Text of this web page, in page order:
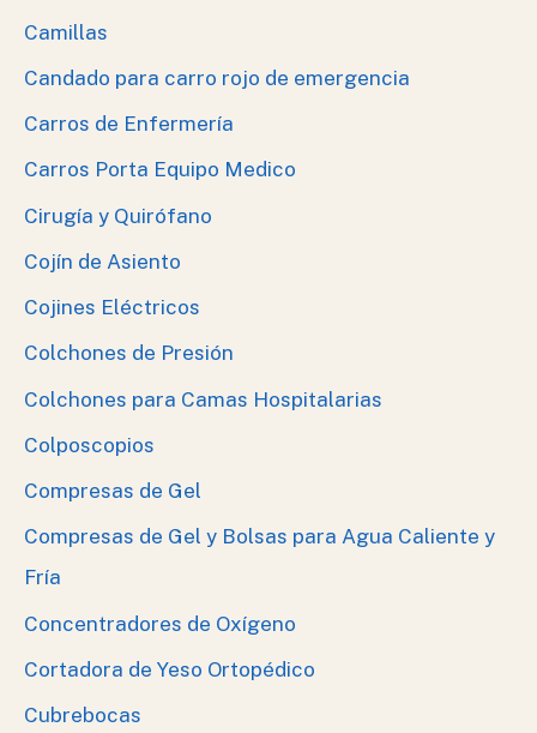
Camillas
Candado para carro rojo de emergencia
Carros de Enfermería
Carros Porta Equipo Medico
Cirugía y Quirófano
Cojín de Asiento
Cojines Eléctricos
Colchones de Presión
Colchones para Camas Hospitalarias
Colposcopios
Compresas de Gel
Compresas de Gel y Bolsas para Agua Caliente y
Fría
Concentradores de Oxígeno
Cortadora de Yeso Ortopédico
Cubrebocas